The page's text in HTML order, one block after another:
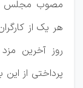
مصوب مجلس
هر یک از
روز آخرین
پرداختی از